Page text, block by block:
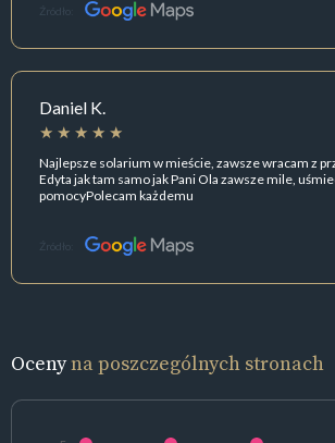
Źródło:
Daniel K.
Najlepsze solarium w mieście, zawsze wracam z
Edyta jak tam samo jak Pani Ola zawsze mile,
pomocyPolecam każdemu
Źródło:
Ocenyna poszczególnych stronach